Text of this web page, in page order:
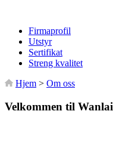
Firmaprofil
Utstyr
Sertifikat
Streng kvalitet
Hjem > Om oss
Velkommen til Wanlai